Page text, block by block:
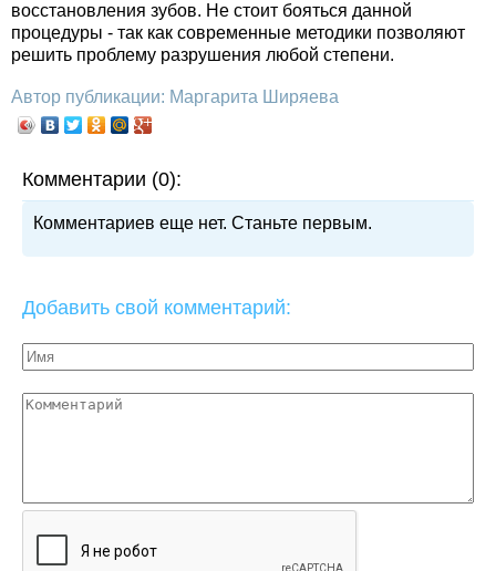
восстановления зубов. Не стоит бояться данной
процедуры - так как современные методики позволяют
решить проблему разрушения любой степени.
Автор публикации: Маргарита Ширяева
Комментарии (0):
Комментариев еще нет. Станьте первым.
Добавить свой комментарий: